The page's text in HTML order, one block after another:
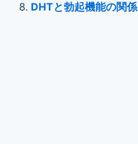
DHTと勃起機能の関係